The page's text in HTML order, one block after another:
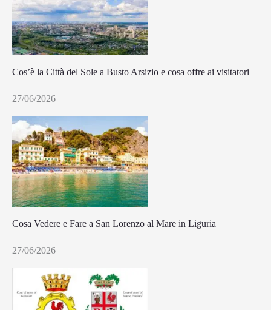
Cos’è la Città del Sole a Busto Arsizio e cosa offre ai visitatori
27/06/2026
Cosa Vedere e Fare a San Lorenzo al Mare in Liguria
27/06/2026